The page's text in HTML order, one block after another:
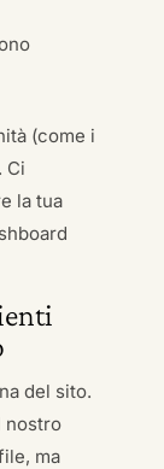
(come i
Ci
la tua
del sito.
nostro
ma